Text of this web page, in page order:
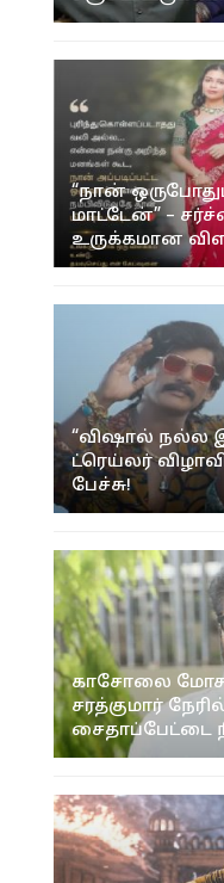
“நான்
மாட்டேன்” –
உருக்கமான
“விஷால் நல்ல
ட்ரெய்லர்
பேச்சு!
காசோலை
சரத்குமார்
சைதாப்பேட்டை